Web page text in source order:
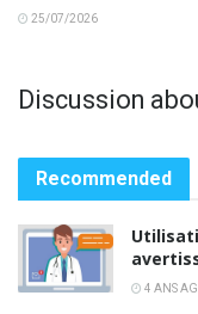
25/07/2026
Discussion
Recommended
4 ANS